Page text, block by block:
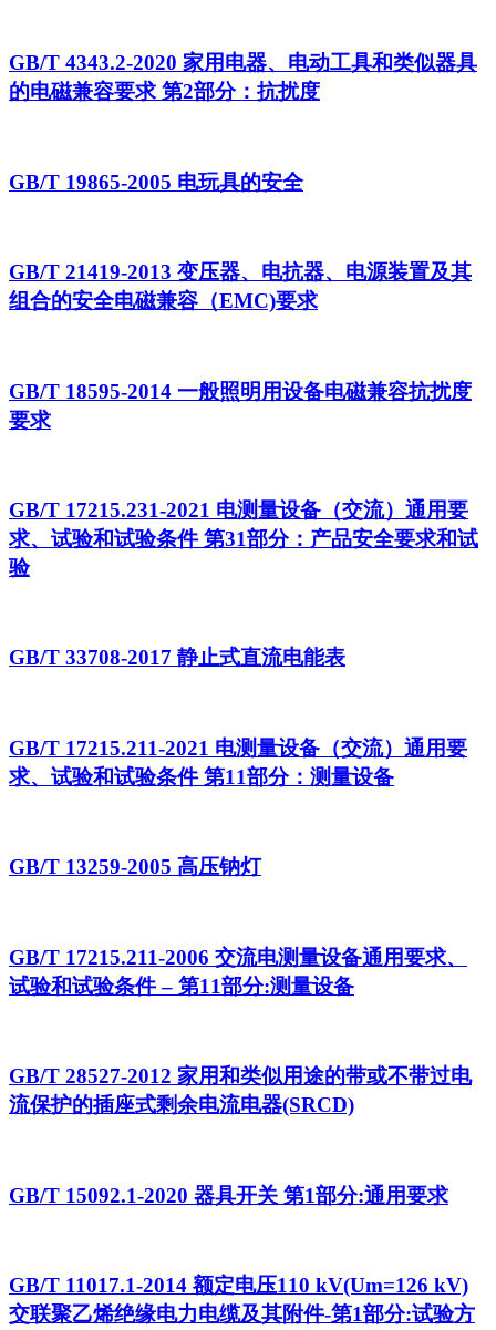
GB/T 4343.2-2020 家用电器、电动工具和类似器具
的电磁兼容要求 第2部分：抗扰度
GB/T 19865-2005 电玩具的安全
GB/T 21419-2013 变压器、电抗器、电源装置及其
组合的安全电磁兼容（EMC)要求
GB/T 18595-2014 一般照明用设备电磁兼容抗扰度
要求
GB/T 17215.231-2021 电测量设备（交流）通用要
求、试验和试验条件 第31部分：产品安全要求和试
验
GB/T 33708-2017 静止式直流电能表
GB/T 17215.211-2021 电测量设备（交流）通用要
求、试验和试验条件 第11部分：测量设备
GB/T 13259-2005 高压钠灯
GB/T 17215.211-2006 交流电测量设备通用要求、
试验和试验条件 – 第11部分:测量设备
GB/T 28527-2012 家用和类似用途的带或不带过电
流保护的插座式剩余电流电器(SRCD)
GB/T 15092.1-2020 器具开关 第1部分:通用要求
GB/T 11017.1-2014 额定电压110 kV(Um=126 kV)
交联聚乙烯绝缘电力电缆及其附件-第1部分:试验方